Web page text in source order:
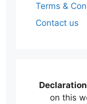
Terms &
Contact us
Declaration
on this